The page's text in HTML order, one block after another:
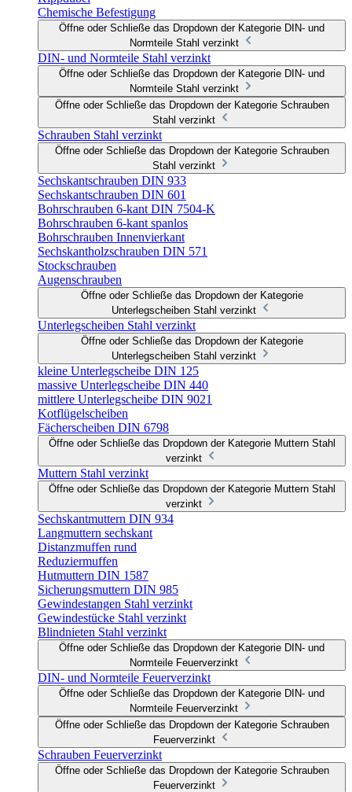
Chemische Befestigung
Öffne oder Schließe das Dropdown der Kategorie DIN- und
Normteile Stahl verzinkt
DIN- und Normteile Stahl verzinkt
Öffne oder Schließe das Dropdown der Kategorie DIN- und
Normteile Stahl verzinkt
Öffne oder Schließe das Dropdown der Kategorie Schrauben
Stahl verzinkt
Schrauben Stahl verzinkt
Öffne oder Schließe das Dropdown der Kategorie Schrauben
Stahl verzinkt
Sechskantschrauben DIN 933
Sechskantschrauben DIN 601
Bohrschrauben 6-kant DIN 7504-K
Bohrschrauben 6-kant spanlos
Bohrschrauben Innenvierkant
Sechskantholzschrauben DIN 571
Stockschrauben
Augenschrauben
Öffne oder Schließe das Dropdown der Kategorie
Unterlegscheiben Stahl verzinkt
Unterlegscheiben Stahl verzinkt
Öffne oder Schließe das Dropdown der Kategorie
Unterlegscheiben Stahl verzinkt
kleine Unterlegscheibe DIN 125
massive Unterlegscheibe DIN 440
mittlere Unterlegscheibe DIN 9021
Kotflügelscheiben
Fächerscheiben DIN 6798
Öffne oder Schließe das Dropdown der Kategorie Muttern Stahl
verzinkt
Muttern Stahl verzinkt
Öffne oder Schließe das Dropdown der Kategorie Muttern Stahl
verzinkt
Sechskantmuttern DIN 934
Langmuttern sechskant
Distanzmuffen rund
Reduziermuffen
Hutmuttern DIN 1587
Sicherungsmuttern DIN 985
Gewindestangen Stahl verzinkt
Gewindestücke Stahl verzinkt
Blindnieten Stahl verzinkt
Öffne oder Schließe das Dropdown der Kategorie DIN- und
Normteile Feuerverzinkt
DIN- und Normteile Feuerverzinkt
Öffne oder Schließe das Dropdown der Kategorie DIN- und
Normteile Feuerverzinkt
Öffne oder Schließe das Dropdown der Kategorie Schrauben
Feuerverzinkt
Schrauben Feuerverzinkt
Öffne oder Schließe das Dropdown der Kategorie Schrauben
Feuerverzinkt